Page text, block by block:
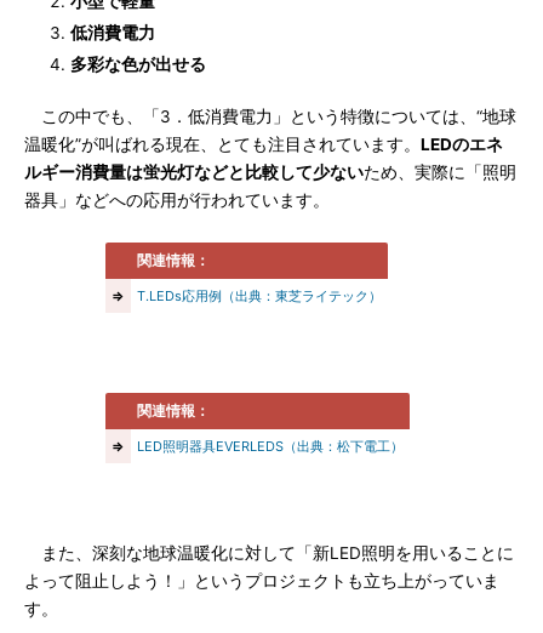
低消費電力
多彩な色が出せる
この中でも、「3．低消費電力」という特徴については、“地球
温暖化”が叫ばれる現在、とても注目されています。 LEDのエネ
ルギー消費量は蛍光灯などと比較して少ないため、実際に「照明
器具」などへの応用が行われています。
関連情報：
⇒ T.LEDs応用例（出典：東芝ライテック）
関連情報：
⇒ LED照明器具EVERLEDS（出典：松下電工）
また、深刻な地球温暖化に対して「新LED照明を用いることに
よって阻止しよう！」というプロジェクトも立ち上がっていま
す。